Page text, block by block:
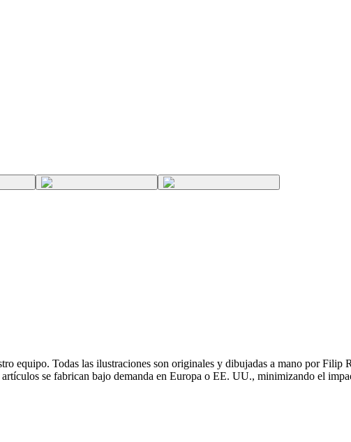
equipo. Todas las ilustraciones son originales y dibujadas a mano por Filip
se fabrican bajo demanda en Europa o EE. UU., minimizando el